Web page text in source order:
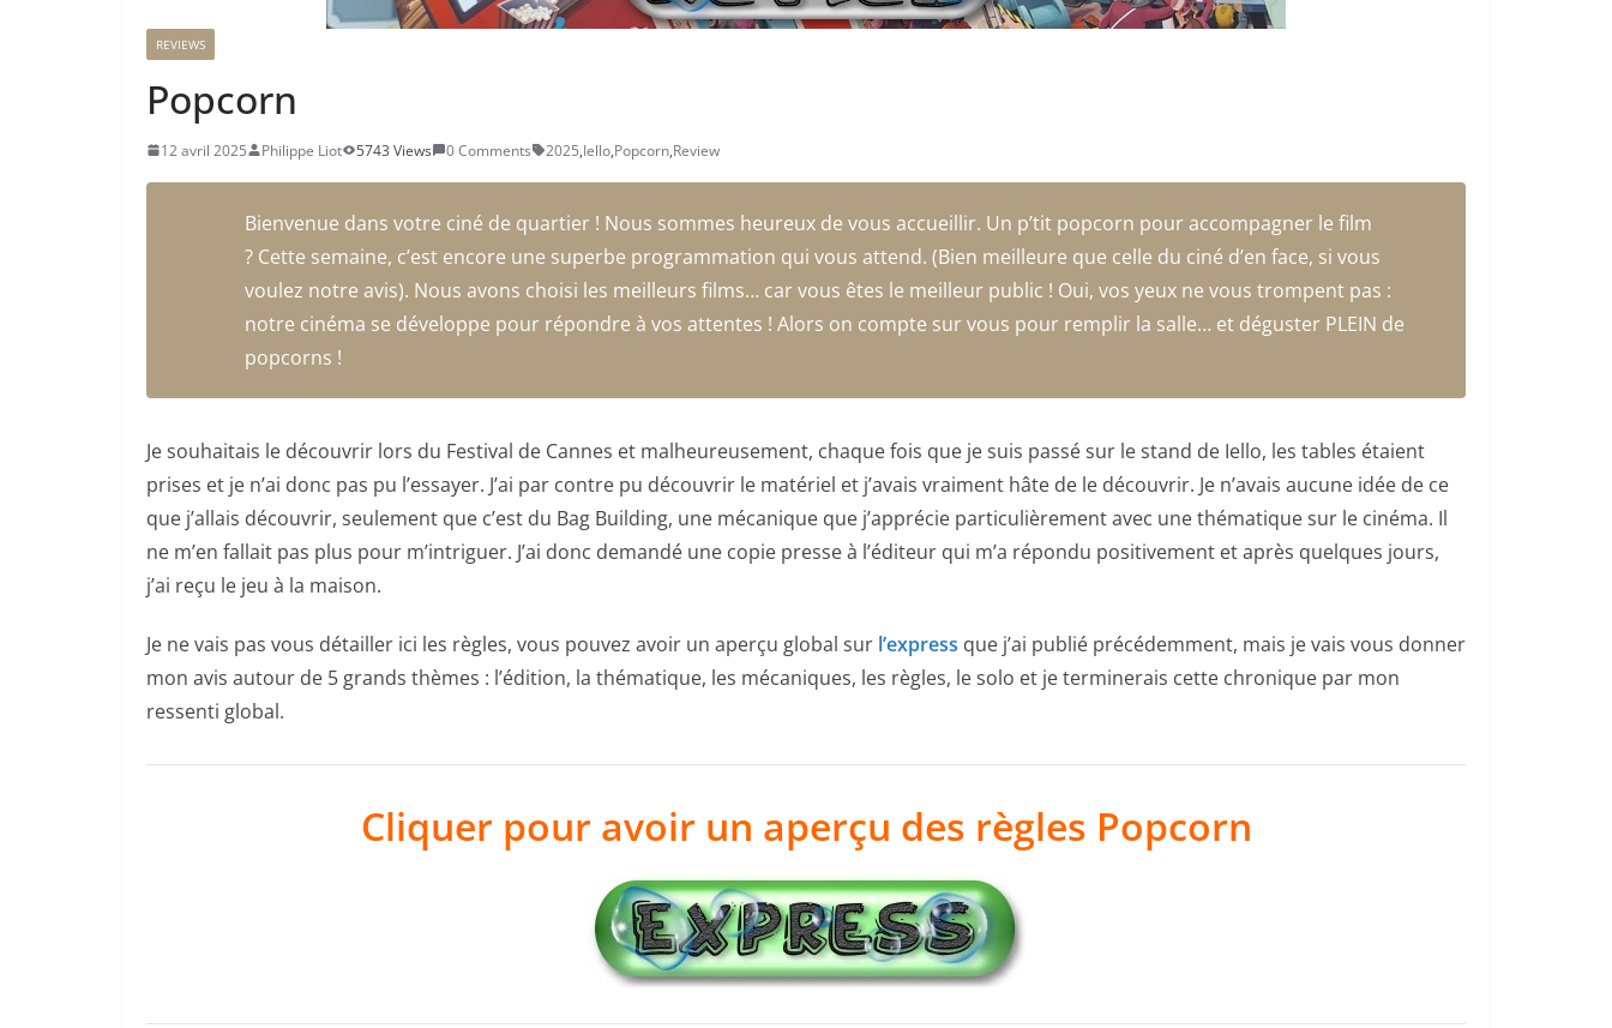
REVIEWS
Popcorn
12 avril 2025 Philippe Liot 5743 Views 0 Comments 2025,Iello,Popcorn,Review
Bienvenue dans votre ciné de quartier ! Nous sommes heureux de vous accueillir. Un p’tit popcorn pour accompagner le film
? Cette semaine, c’est encore une superbe programmation qui vous attend. (Bien meilleure que celle du ciné d’en face, si vous
voulez notre avis). Nous avons choisi les meilleurs films… car vous êtes le meilleur public ! Oui, vos yeux ne vous trompent pas :
notre cinéma se développe pour répondre à vos attentes ! Alors on compte sur vous pour remplir la salle… et déguster PLEIN de
popcorns !
Je souhaitais le découvrir lors du Festival de Cannes et malheureusement, chaque fois que je suis passé sur le stand de Iello, les tables étaient
prises et je n’ai donc pas pu l’essayer. J’ai par contre pu découvrir le matériel et j’avais vraiment hâte de le découvrir. Je n’avais aucune idée de ce
que j’allais découvrir, seulement que c’est du Bag Building, une mécanique que j’apprécie particulièrement avec une thématique sur le cinéma. Il
ne m’en fallait pas plus pour m’intriguer. J’ai donc demandé une copie presse à l’éditeur qui m’a répondu positivement et après quelques jours,
j’ai reçu le jeu à la maison.
Je ne vais pas vous détailler ici les règles, vous pouvez avoir un aperçu global sur l’express que j’ai publié précédemment, mais je vais vous donner
mon avis autour de 5 grands thèmes : l’édition, la thématique, les mécaniques, les règles, le solo et je terminerais cette chronique par mon
ressenti global.
Cliquer pour avoir un aperçu des règles Popcorn